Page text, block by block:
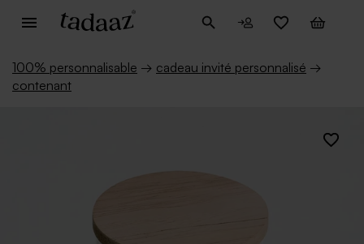
100% personnalisable → cadeau invité personnalisé →
contenant